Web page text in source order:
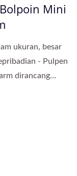
Mini
ukuran, besar
- Pulpen
dirancang